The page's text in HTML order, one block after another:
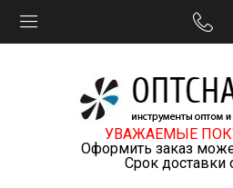
УВАЖАЕМЫЕ
Оформить заказ
Срок доставки